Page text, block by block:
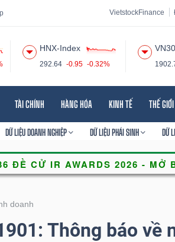
VietstockFinance
HNX-Index
292.64 -0.95 -0.32%
VN30
TÀI CHÍNH HÀNG HÓA KINH TẾ THẾ GIỚI
DỮ LIỆU DOANH NGHIỆP DỮ LIỆU PHÁI SINH DỮ
doanh
Thông báo về